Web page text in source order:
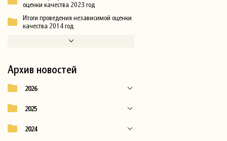
оценки качества 2023 год
Итоги проведения независимой оценки
качества 2014 год
Архив новостей
2026
2025
2024